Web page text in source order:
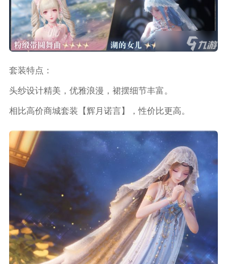
套装特点：
头纱设计精美，优雅浪漫，裙摆细节丰富。
相比高价商城套装【辉月诺言】，性价比更高。